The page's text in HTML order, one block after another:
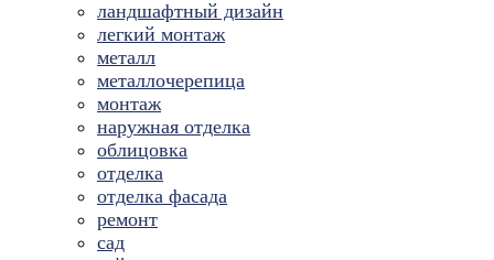
ландшафтный дизайн
легкий монтаж
металл
металлочерепица
монтаж
наружная отделка
облицовка
отделка
отделка фасада
ремонт
сад